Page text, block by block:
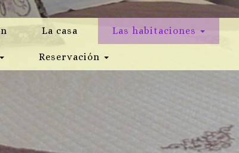
La casa Las habitaciones
Reservación